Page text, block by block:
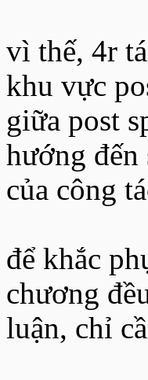
vì thế, 4r
khu vực
giữa post
hướng đến
của công
để khắc
chương
luận, chỉ